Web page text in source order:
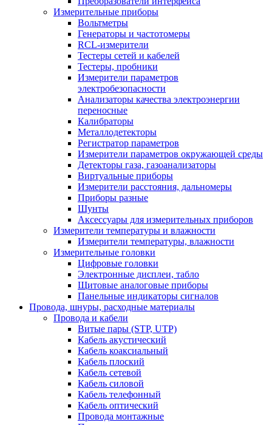
Измерительные приборы
Вольтметры
Генераторы и частотомеры
RCL-измерители
Тестеры сетей и кабелей
Тестеры, пробники
Измерители параметров
электробезопасности
Анализаторы качества электроэнергии
переносные
Калибраторы
Металлодетекторы
Регистратор параметров
Измерители параметров окружающей среды
Детекторы газа, газоанализаторы
Виртуальные приборы
Измерители расстояния, дальномеры
Приборы разные
Шунты
Аксессуары для измерительных приборов
Измерители температуры и влажности
Измерители температуры, влажности
Измерительные головки
Цифровые головки
Электронные дисплеи, табло
Щитовые аналоговые приборы
Панельные индикаторы сигналов
Провода, шнуры, расходные материалы
Провода и кабели
Витые пары (STP, UTP)
Кабель акустический
Кабель коаксиальный
Кабель плоский
Кабель сетевой
Кабель силовой
Кабель телефонный
Кабель оптический
Провода монтажные